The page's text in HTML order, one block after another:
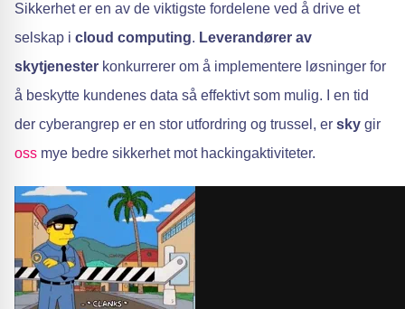
Sikkerhet er en av de viktigste fordelene ved å drive et
selskap i cloud computing. Leverandører av
skytjenester konkurrerer om å implementere løsninger for
å beskytte kundenes data så effektivt som mulig. I en tid
der cyberangrep er en stor utfordring og trussel, er sky gir
oss mye bedre sikkerhet mot hackingaktiviteter.